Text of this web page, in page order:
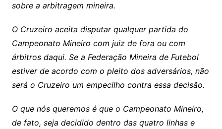
sobre a arbitragem mineira.
O Cruzeiro aceita disputar qualquer partida do
Campeonato Mineiro com juiz de fora ou com
árbitros daqui. Se a Federação Mineira de Futebol
estiver de acordo com o pleito dos adversários, não
será o Cruzeiro um empecilho contra essa decisão.
O que nós queremos é que o Campeonato Mineiro,
de fato, seja decidido dentro das quatro linhas e